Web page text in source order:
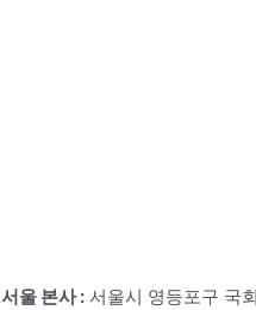
서울 본사 : 서울시 영등포구 국